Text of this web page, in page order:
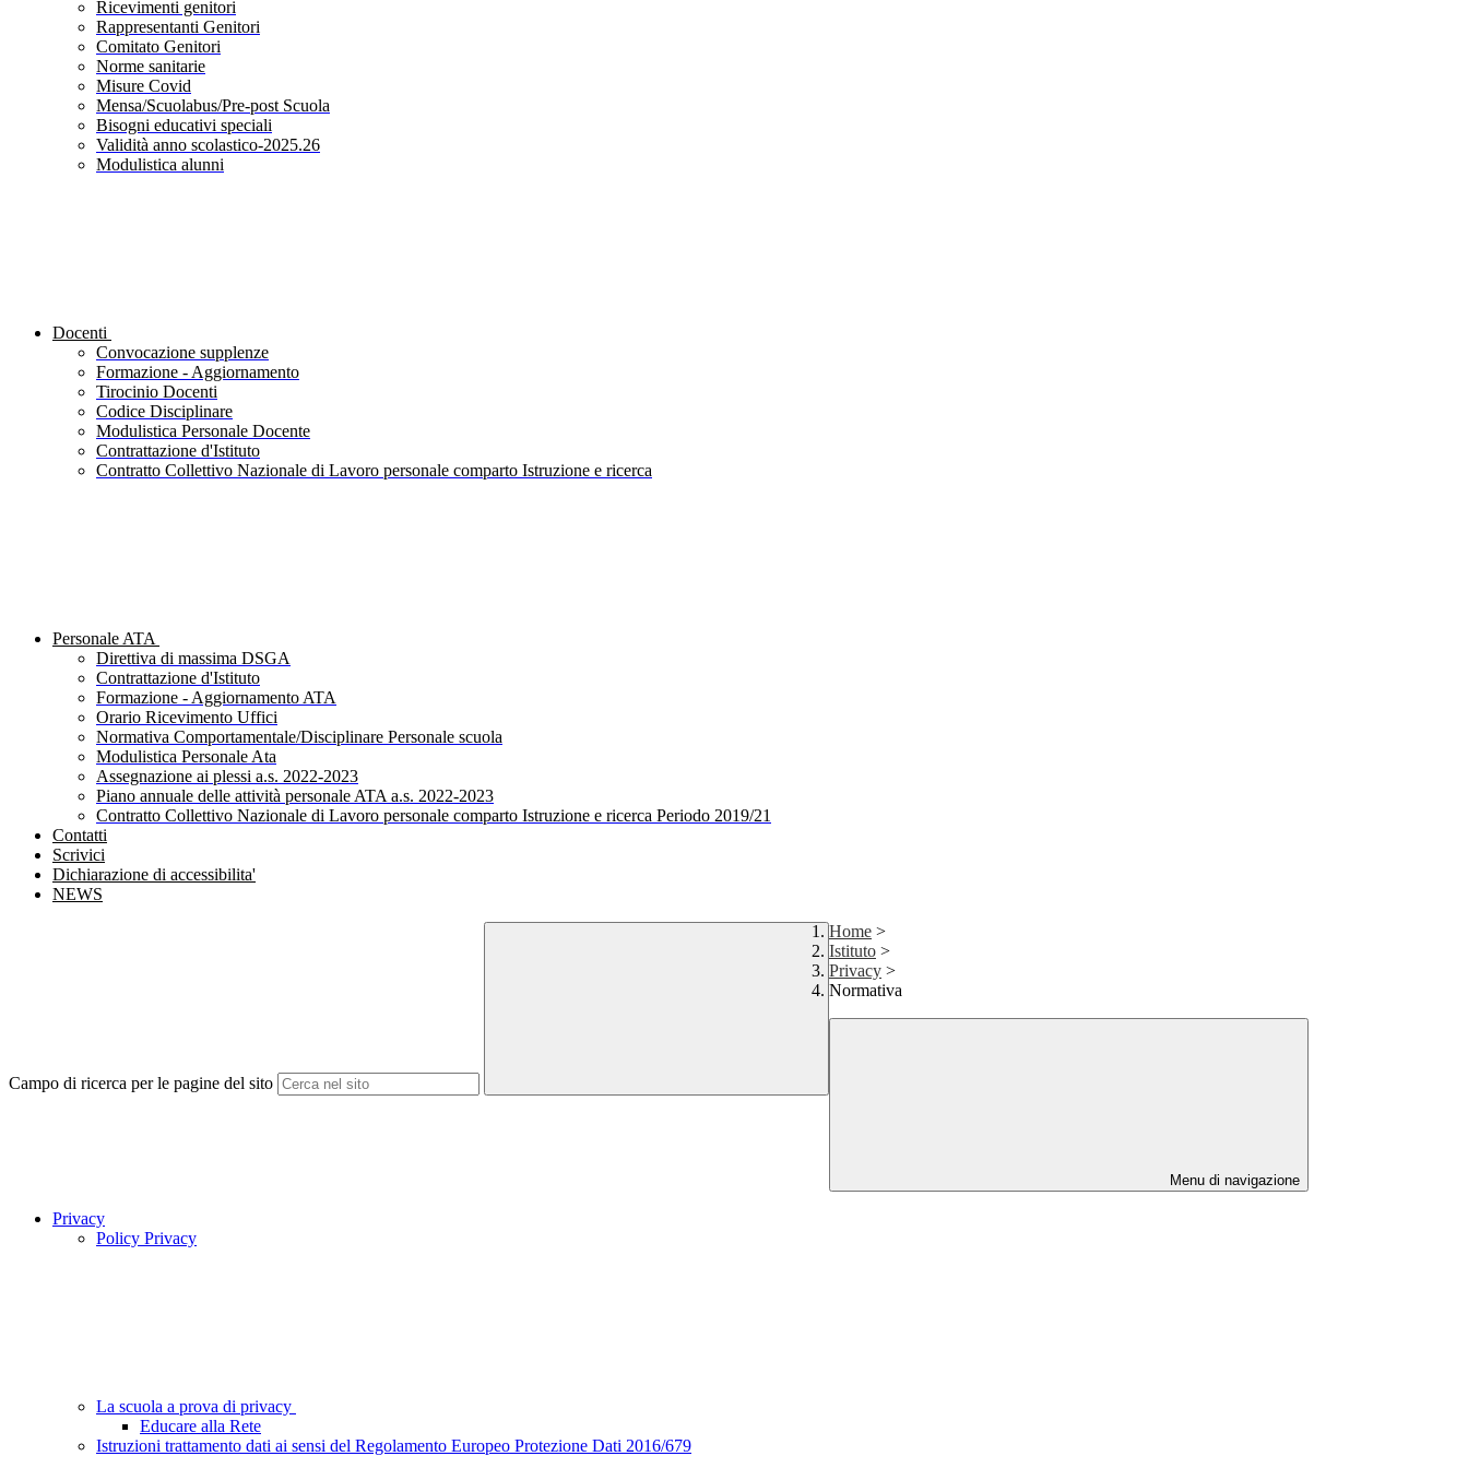
Ricevimenti genitori
Rappresentanti Genitori
Comitato Genitori
Norme sanitarie
Misure Covid
Mensa/Scuolabus/Pre-post Scuola
Bisogni educativi speciali
Validità anno scolastico-2025.26
Modulistica alunni
Docenti
Convocazione supplenze
Formazione - Aggiornamento
Tirocinio Docenti
Codice Disciplinare
Modulistica Personale Docente
Contrattazione d'Istituto
Contratto Collettivo Nazionale di Lavoro personale comparto Istruzione e ricerca
Personale ATA
Direttiva di massima DSGA
Contrattazione d'Istituto
Formazione - Aggiornamento ATA
Orario Ricevimento Uffici
Normativa Comportamentale/Disciplinare Personale scuola
Modulistica Personale Ata
Assegnazione ai plessi a.s. 2022-2023
Piano annuale delle attività personale ATA a.s. 2022-2023
Contratto Collettivo Nazionale di Lavoro personale comparto Istruzione e ricerca Periodo 2019/21
Contatti
Scrivici
Dichiarazione di accessibilita'
NEWS
Campo di ricerca per le pagine del sito
Home >
Istituto >
Privacy >
Normativa
Menu di navigazione
Privacy
Policy Privacy
La scuola a prova di privacy
Educare alla Rete
Istruzioni trattamento dati ai sensi del Regolamento Europeo Protezione Dati 2016/679